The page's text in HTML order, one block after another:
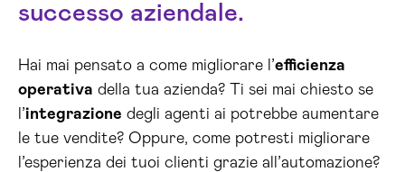
successo aziendale.
Hai mai pensato a come migliorare l’efficienza
operativa della tua azienda? Ti sei mai chiesto se
l’integrazione degli agenti ai potrebbe aumentare
le tue vendite? Oppure, come potresti migliorare
l’esperienza dei tuoi clienti grazie all’automazione?